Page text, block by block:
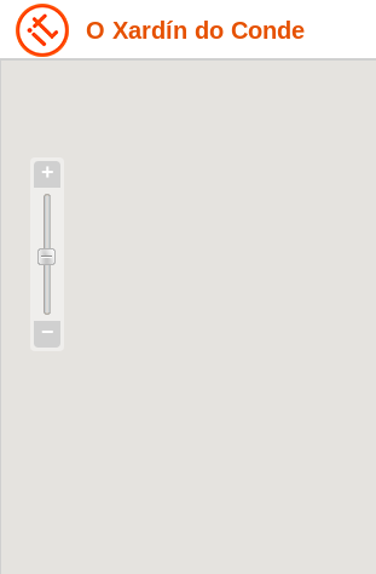
O Xardín do Conde
+
−